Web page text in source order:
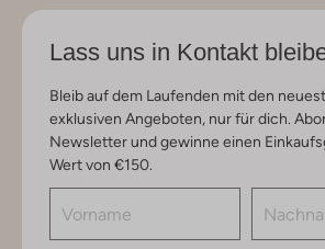
Lass uns in Kontakt
Bleib auf dem Laufenden mit den
exklusiven Angeboten, nur für dich.
Newsletter und gewinne einen
Wert von €150.